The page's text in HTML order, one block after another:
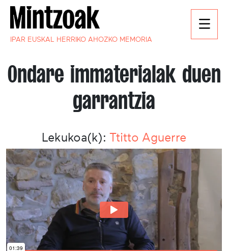
IPAR EUSKAL HERRIKO AHOZKO MEMORIA
Ondare immaterialak duen
garrantzia
Lekukoa(k): Ttitto Aguerre